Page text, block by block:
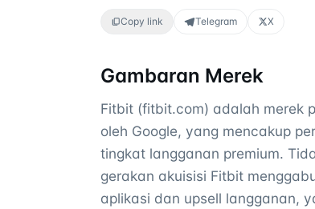
Copy link Telegram X
Gambaran Merek
Fitbit (fitbit.com) adalah merek
oleh Google, yang mencakup
tingkat langganan premium.
gerakan akuisisi Fitbit
aplikasi dan upsell langganan,